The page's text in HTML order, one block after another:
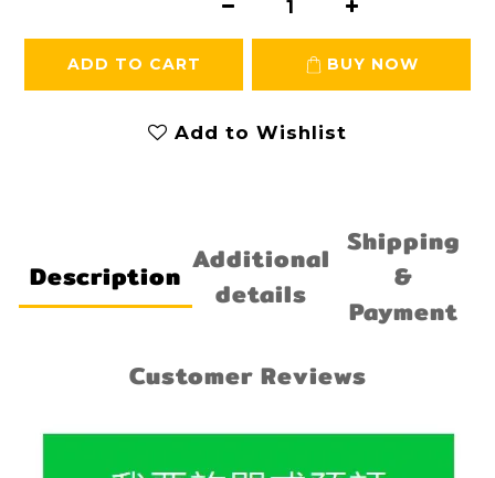
ADD TO CART BUY NOW
Add to Wishlist
Description Additional
details
Shipping
&
Payment
Customer Reviews